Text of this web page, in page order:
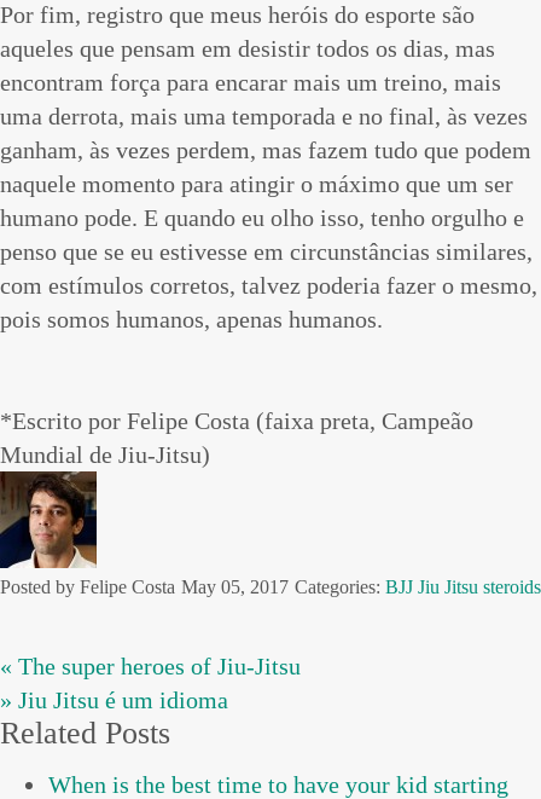
Por fim, registro que meus heróis do esporte são
aqueles que pensam em desistir todos os dias, mas
encontram força para encarar mais um treino, mais
uma derrota, mais uma temporada e no final, às vezes
ganham, às vezes perdem, mas fazem tudo que podem
naquele momento para atingir o máximo que um ser
humano pode. E quando eu olho isso, tenho orgulho e
penso que se eu estivesse em circunstâncias similares,
com estímulos corretos, talvez poderia fazer o mesmo,
pois somos humanos, apenas humanos.
*Escrito por Felipe Costa (faixa preta, Campeão
Mundial de Jiu-Jitsu)
Posted by Felipe Costa May 05, 2017 Categories: BJJ Jiu Jitsu steroids
« The super heroes of Jiu-Jitsu
» Jiu Jitsu é um idioma
Related Posts
When is the best time to have your kid starting